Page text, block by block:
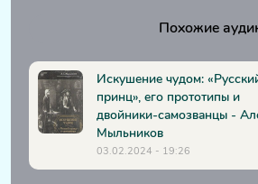
19
20
21
Похожие
Искушение чудом:
принц», его прототипы и
двойники-самозванцы -
Мыльников
03.02.2024 - 19:26